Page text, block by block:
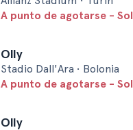
A punto de agotarse -
Olly
Stadio Dall'Ara • Bolonia
A punto de agotarse -
Olly